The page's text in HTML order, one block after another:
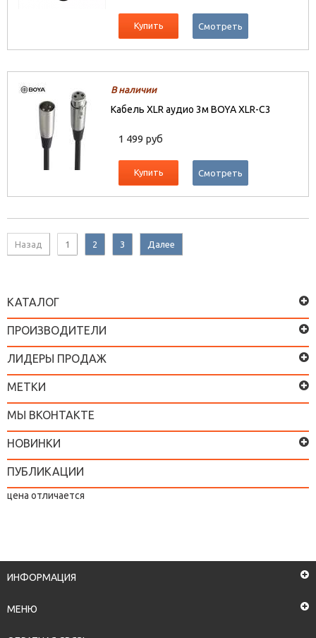
Купить Смотреть
В наличии
Кабель XLR аудио 3м BOYA XLR-C3
1 499 руб
Купить Смотреть
Назад 1 2 3 Далее
КАТАЛОГ
ПРОИЗВОДИТЕЛИ
ЛИДЕРЫ ПРОДАЖ
МЕТКИ
МЫ ВКОНТАКТЕ
НОВИНКИ
ПУБЛИКАЦИИ
цена отличается
ИНФОРМАЦИЯ
МЕНЮ